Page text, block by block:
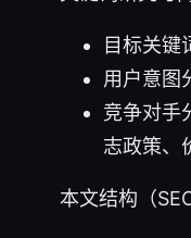
目标关键
用户意图
竞争对手
志政策、
本文结构（